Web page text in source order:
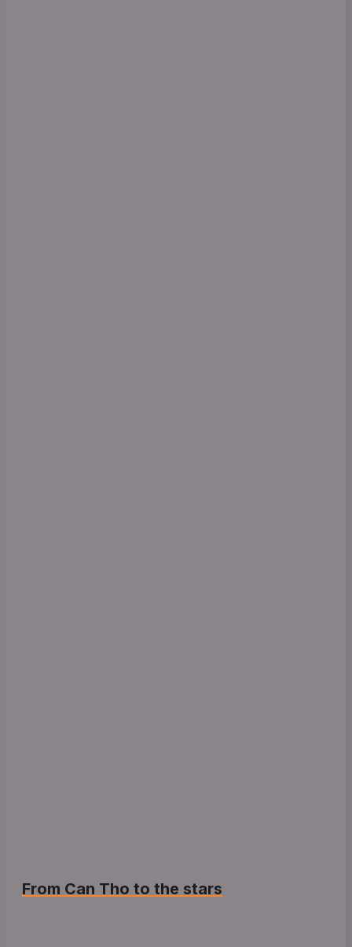
From Can Tho to the stars